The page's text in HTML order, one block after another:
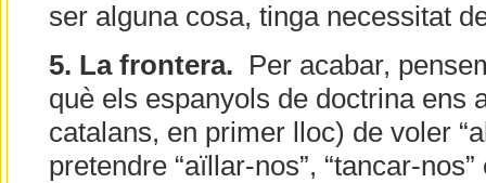
ser alguna cosa, tinga necessitat
5. La frontera. Per acabar,
què els espanyols de doctrina ens
catalans, en primer lloc) de voler
pretendre “aïllar-nos”, “tancar-